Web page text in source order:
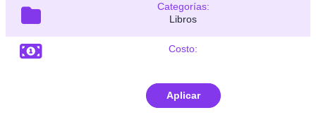
Categorías:
Libros
Costo:
Aplicar